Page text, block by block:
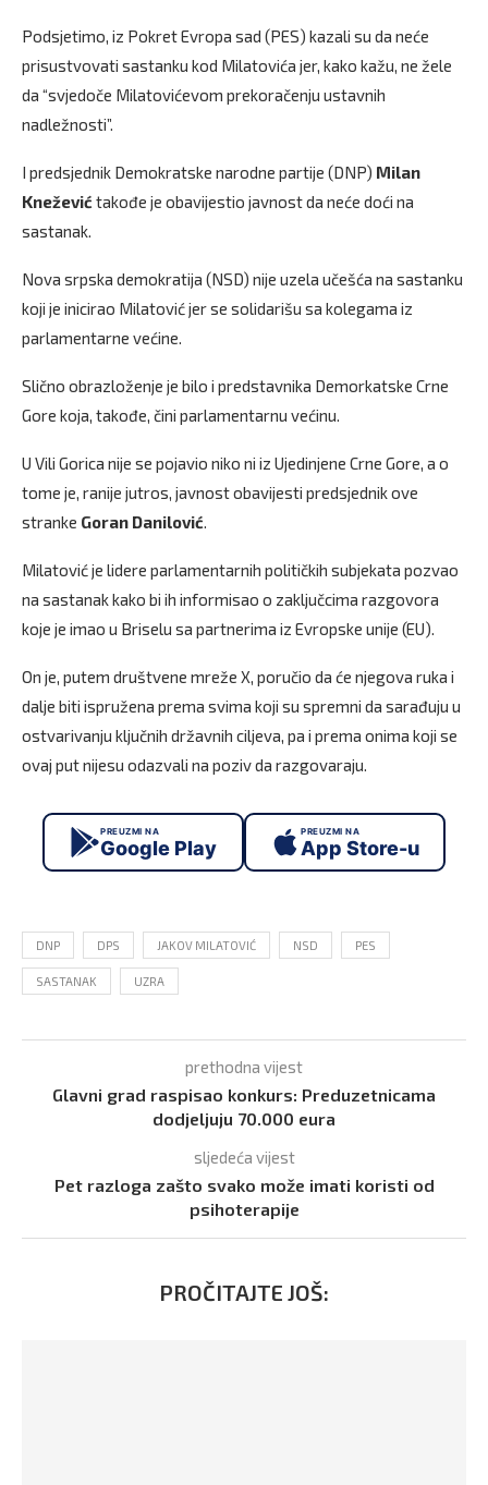
Podsjetimo, iz Pokret Evropa sad (PES) kazali su da neće
prisustvovati sastanku kod Milatovića jer, kako kažu, ne žele
da “svjedoče Milatovićevom prekoračenju ustavnih
nadležnosti”.
I predsjednik Demokratske narodne partije (DNP) Milan
Knežević takođe je obavijestio javnost da neće doći na
sastanak.
Nova srpska demokratija (NSD) nije uzela učešća na sastanku
koji je inicirao Milatović jer se solidarišu sa kolegama iz
parlamentarne većine.
Slično obrazloženje je bilo i predstavnika Demorkatske Crne
Gore koja, takođe, čini parlamentarnu većinu.
U Vili Gorica nije se pojavio niko ni iz Ujedinjene Crne Gore, a o
tome je, ranije jutros, javnost obavijesti predsjednik ove
stranke Goran Danilović.
Milatović je lidere parlamentarnih političkih subjekata pozvao
na sastanak kako bi ih informisao o zaključcima razgovora
koje je imao u Briselu sa partnerima iz Evropske unije (EU).
On je, putem društvene mreže X, poručio da će njegova ruka i
dalje biti ispružena prema svima koji su spremni da sarađuju u
ostvarivanju ključnih državnih ciljeva, pa i prema onima koji se
ovaj put nijesu odazvali na poziv da razgovaraju.
PREUZMI NA
Google Play
PREUZMI NA
App Store-u
DNP DPS JAKOV MILATOVIĆ NSD PES
SASTANAK UZRA
prethodna vijest
Glavni grad raspisao konkurs: Preduzetnicama
dodjeljuju 70.000 eura
sljedeća vijest
Pet razloga zašto svako može imati koristi od
psihoterapije
PROČITAJTE JOŠ: